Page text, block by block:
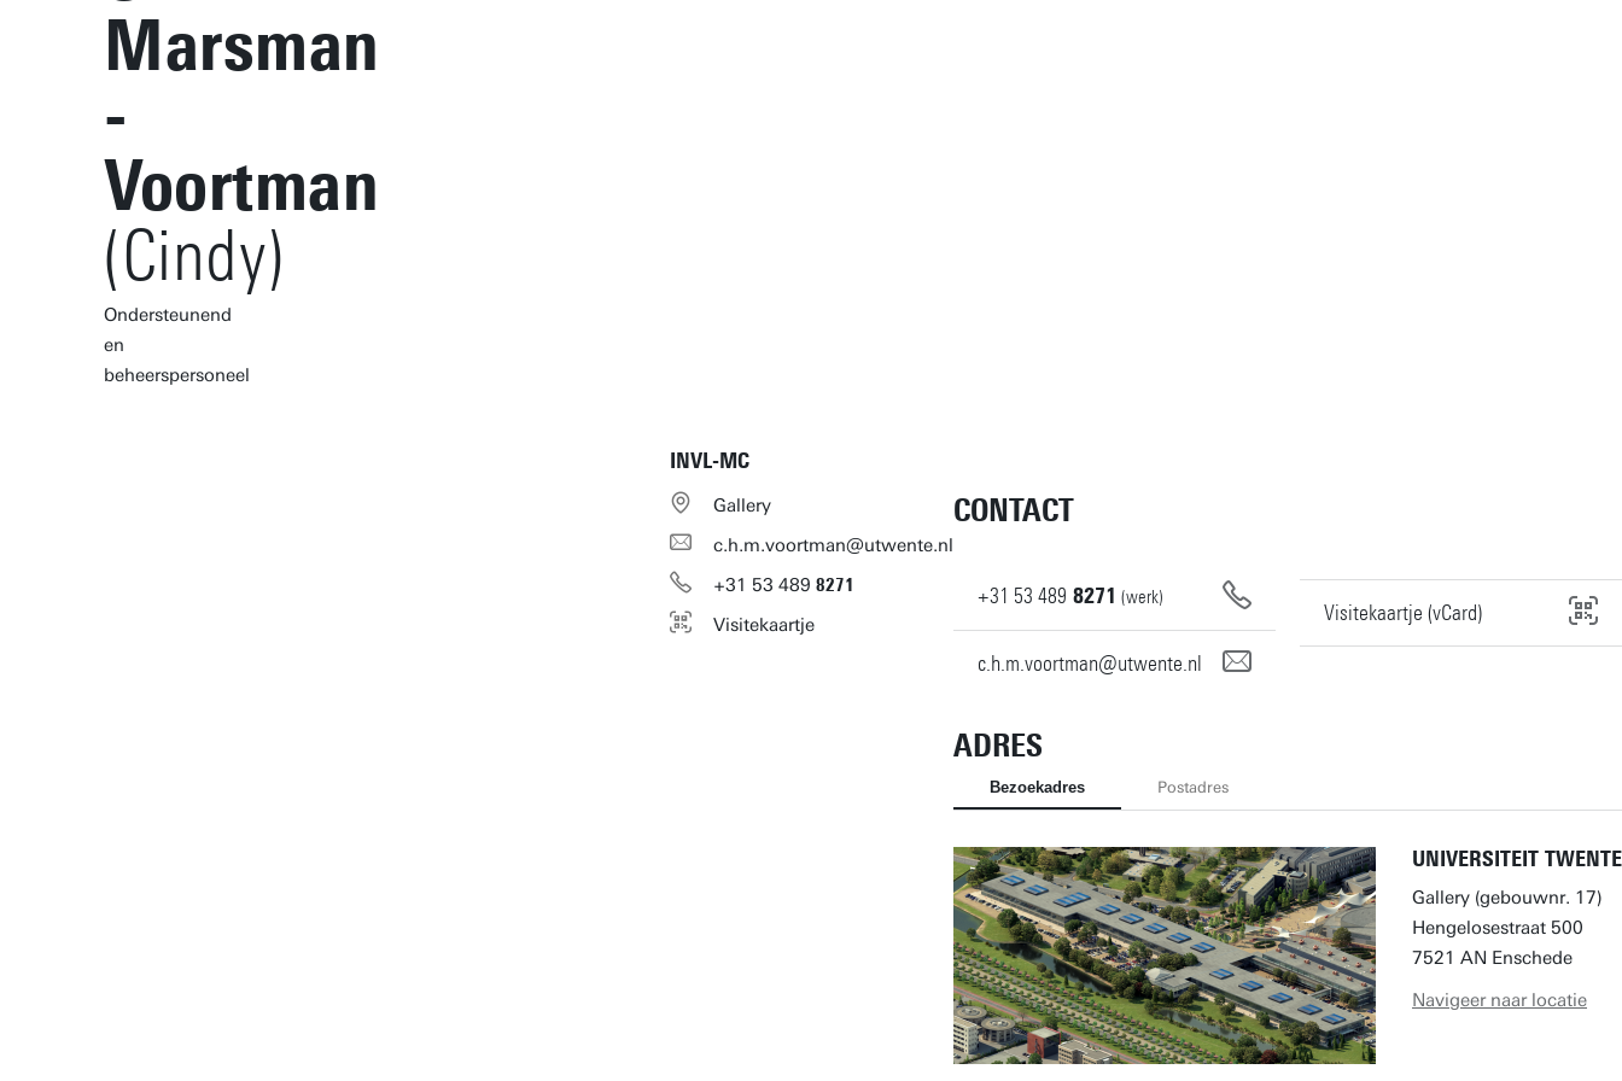
Marsman
-
Voortman
(Cindy)
Ondersteunend
en
beheerspersoneel
INVL-MC
Gallery
c.h.m.voortman@utwente.nl
+31 53 489 8271
Visitekaartje
CONTACT
+31 53 489 8271 (werk)
c.h.m.voortman@utwente.nl
Visitekaartje (vCard)
ADRES
Bezoekadres Postadres
UNIVERSITEIT TWENTE
Gallery (gebouwnr. 17)
Hengelosestraat 500
7521 AN Enschede
Navigeer naar locatie